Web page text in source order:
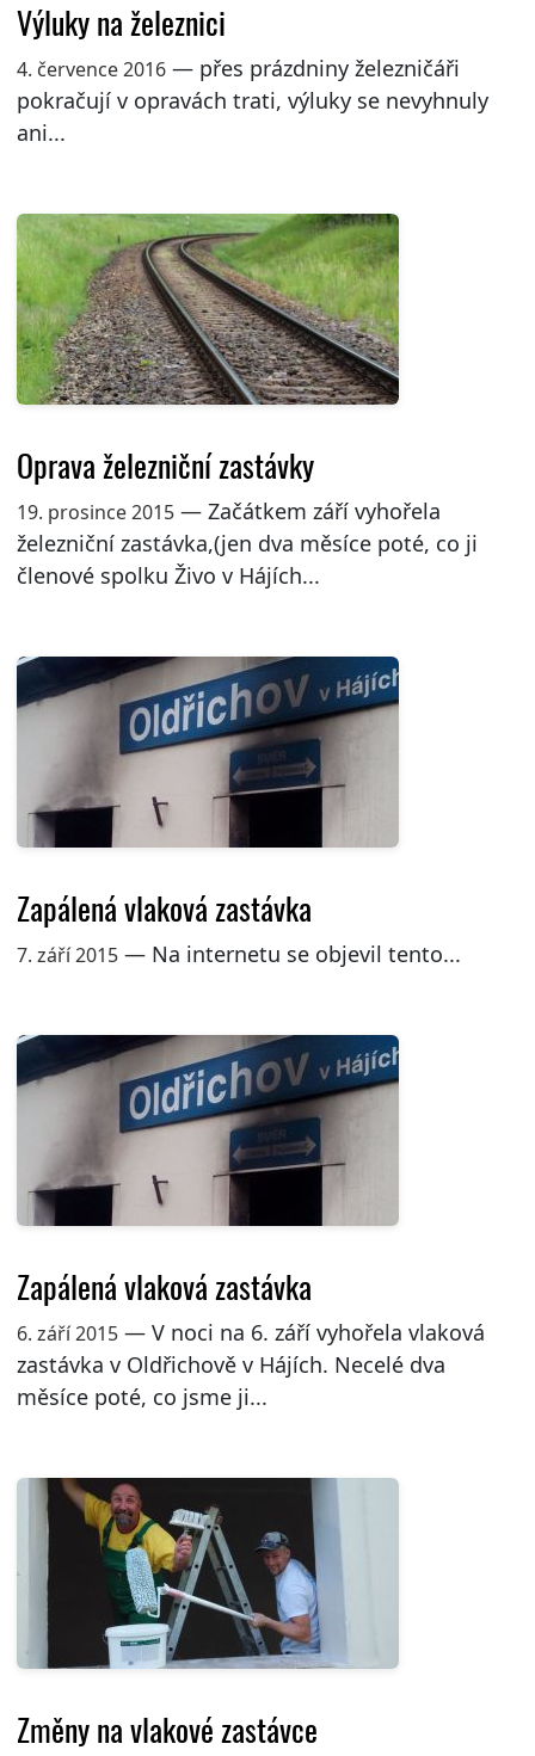
Výluky na železnici
4. července 2016— přes prázdniny železničáři
pokračují v opravách trati, výluky se nevyhnuly
ani...
Oprava železniční zastávky
19. prosince 2015— Začátkem září vyhořela
železniční zastávka,(jen dva měsíce poté, co ji
členové spolku Živo v Hájích...
Zapálená vlaková zastávka
7. září 2015— Na internetu se objevil tento...
Zapálená vlaková zastávka
6. září 2015— V noci na 6. září vyhořela vlaková
zastávka v Oldřichově v Hájích. Necelé dva
měsíce poté, co jsme ji...
Změny na vlakové zastávce